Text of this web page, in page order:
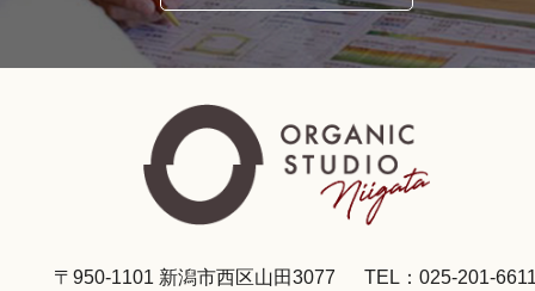
〒950-1101 新潟市西区山田3077
TEL：025-201-